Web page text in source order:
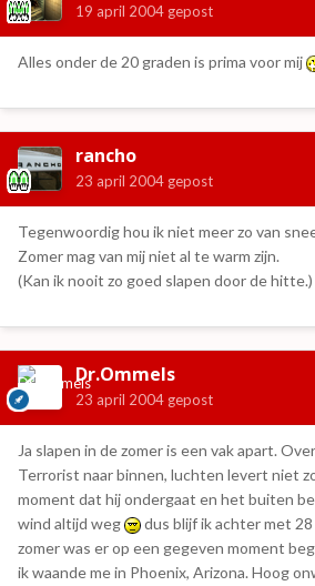
19 april 2004 gepost
Alles onder de 20 graden is prima voor mij
rancho
23 april 2004 gepost
Tegenwoordig hou ik niet meer zo van
Zomer mag van mij niet al te warm zijn.
(Kan ik nooit zo goed slapen door de hitte.)
Dr.Ommels
23 april 2004 gepost
Ja slapen in de zomer is een vak apart.
Terrorist naar binnen, luchten levert niet
moment dat hij ondergaat en het buiten
wind altijd weg
dus blijf ik achter met
zomer was er op een gegeven moment
ik waande me in Phoenix, Arizona. Hoog